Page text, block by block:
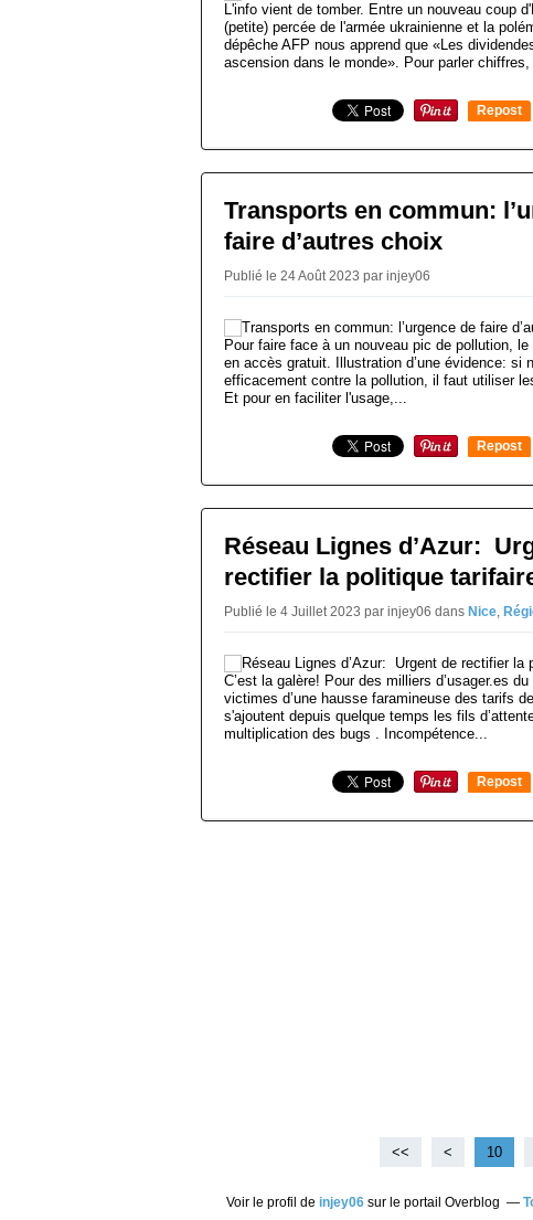
L'info vient de tomber. Entre un nouveau coup
(petite) percée de l'armée ukrainienne et la
dépêche AFP nous apprend que «Les
ascension dans le monde». Pour parler chiffres,
Repost
Transports en commun:
faire d’autres choix
Publié le 24 Août 2023 par injey06
Pour faire face à un nouveau pic de pollution, le
en accès gratuit. Illustration d’une évidence: si
efficacement contre la pollution, il faut utiliser
Et pour en faciliter l'usage,...
Repost
Réseau Lignes d’Azur:
rectifier la politique
Publié le 4 Juillet 2023 par injey06 dans Nice,
C’est la galère! Pour des milliers d’usager.es
victimes d’une hausse faramineuse des tarifs
s'ajoutent depuis quelque temps les fils
multiplication des bugs . Incompétence...
Repost
<< < 10
Voir le profil de injey06 sur le portail Overblog